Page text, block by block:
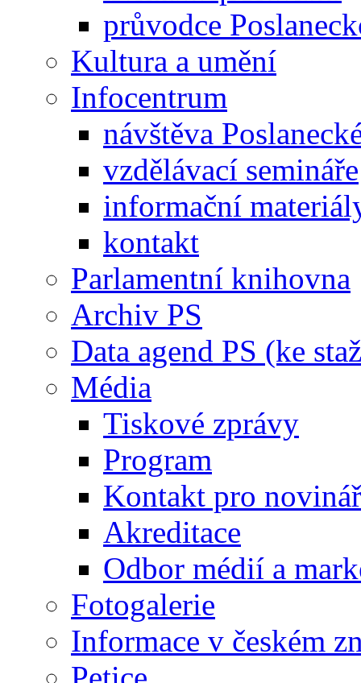
průvodce
Kultura a umění
Infocentrum
návštěva
vzdělávací semináře
informační
kontakt
Parlamentní knihovna
Archiv PS
Data agend PS (ke
Média
Tiskové zprávy
Program
Kontakt pro
Akreditace
Odbor médií a
Fotogalerie
Informace v českém